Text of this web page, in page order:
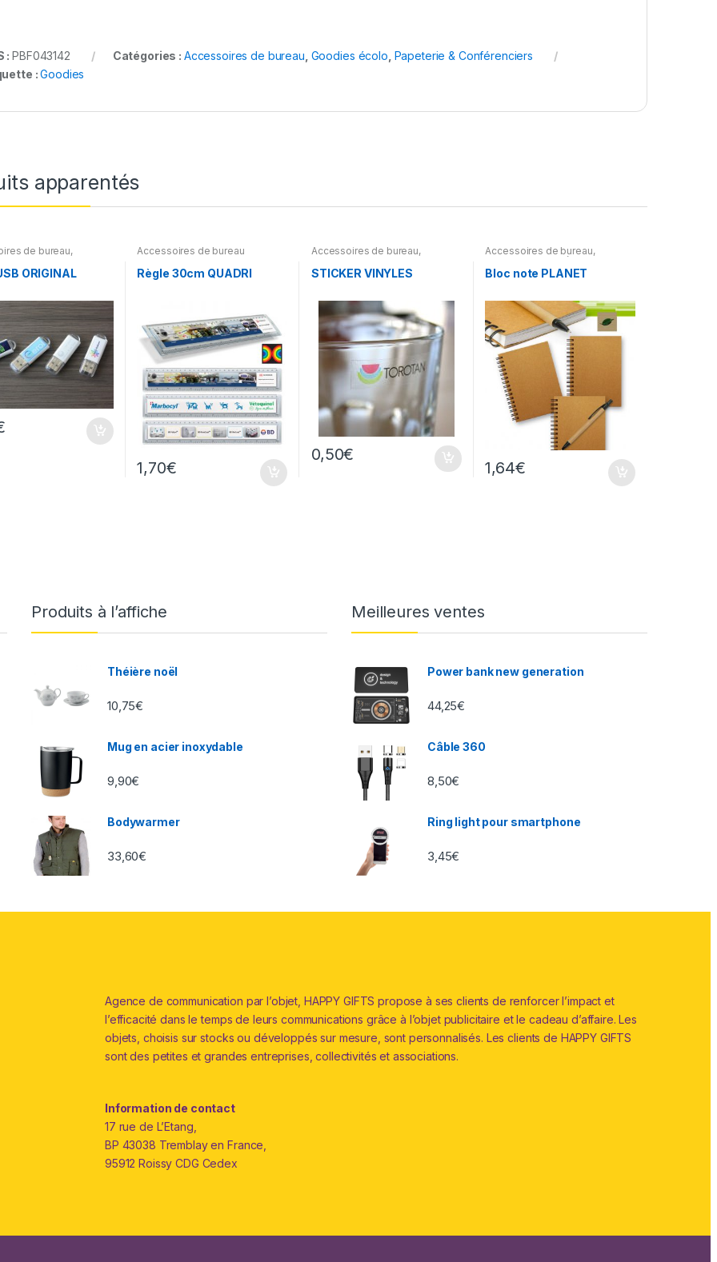
:PBF043142 Catégories : Accessoires de bureau Goodies écolo Papeterie & Conférenciers
:Goodies
apparentés
de bureau,
,Clés USB
ORIGINAL
Accessoires de bureau
Règle 30cm QUADRI
1,70€
Accessoires de bureau,
STICKER VINYLES
0,50€
Accessoires de bureau,
Papeterie & Conférenciers
Ecologie
Bloc note PLANET
1,64€
Produits à l’affiche
Théière noël
10,75€
Mug en acier inoxydable
9,90€
Bodywarmer
33,60€
Meilleures ventes
Power bank new generation
44,25€
Câble 360
8,50€
Ring light pour smartphone
3,45€
Agence de communication par l’objet, HAPPY GIFTS propose à ses clients de renforcer l’impact et
l’efficacité dans le temps de leurs communications grâce à l’objet publicitaire et le cadeau d’affaire. Les
objets, choisis sur stocks ou développés sur mesure, sont personnalisés. Les clients de HAPPY GIFTS
sont des petites et grandes entreprises, collectivités et associations.
Information de contact
17 rue de L’Etang,
BP 43038 Tremblay en France,
95912 Roissy CDG Cedex